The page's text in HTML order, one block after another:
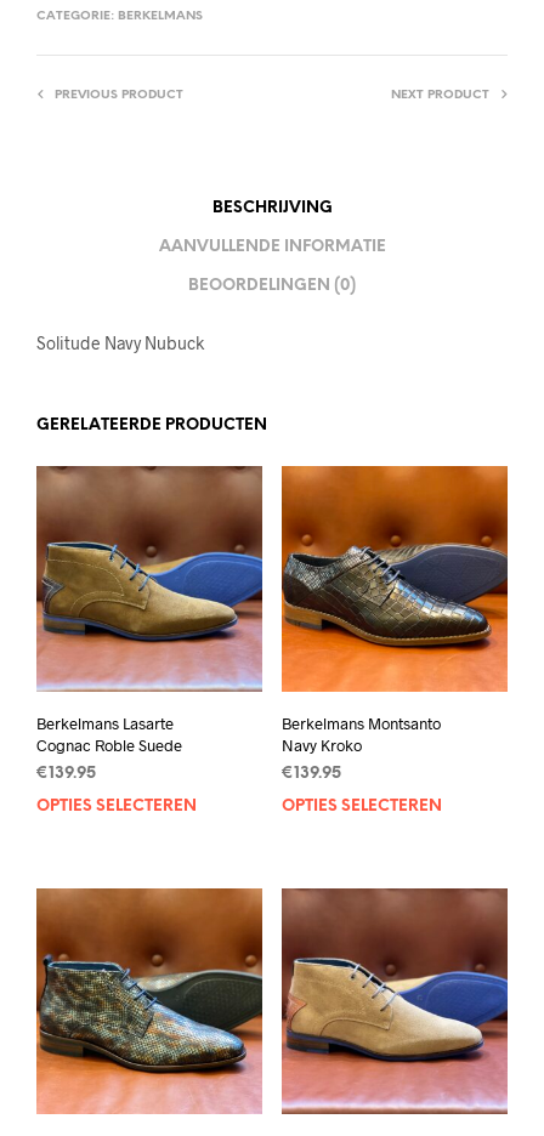
CATEGORIE: BERKELMANS
PREVIOUS PRODUCT NEXT PRODUCT
BESCHRIJVING
AANVULLENDE INFORMATIE
BEOORDELINGEN (0)
Solitude Navy Nubuck
GERELATEERDE PRODUCTEN
Berkelmans Lasarte
Cognac Roble Suede
€ 139.95
OPTIES SELECTEREN
Dit
meerdere
variaties.
Deze
optie
kan
gekozen
worden
productpagina
Berkelmans Montsanto
Navy Kroko
€ 139.95
OPTIES SELECTEREN
kan